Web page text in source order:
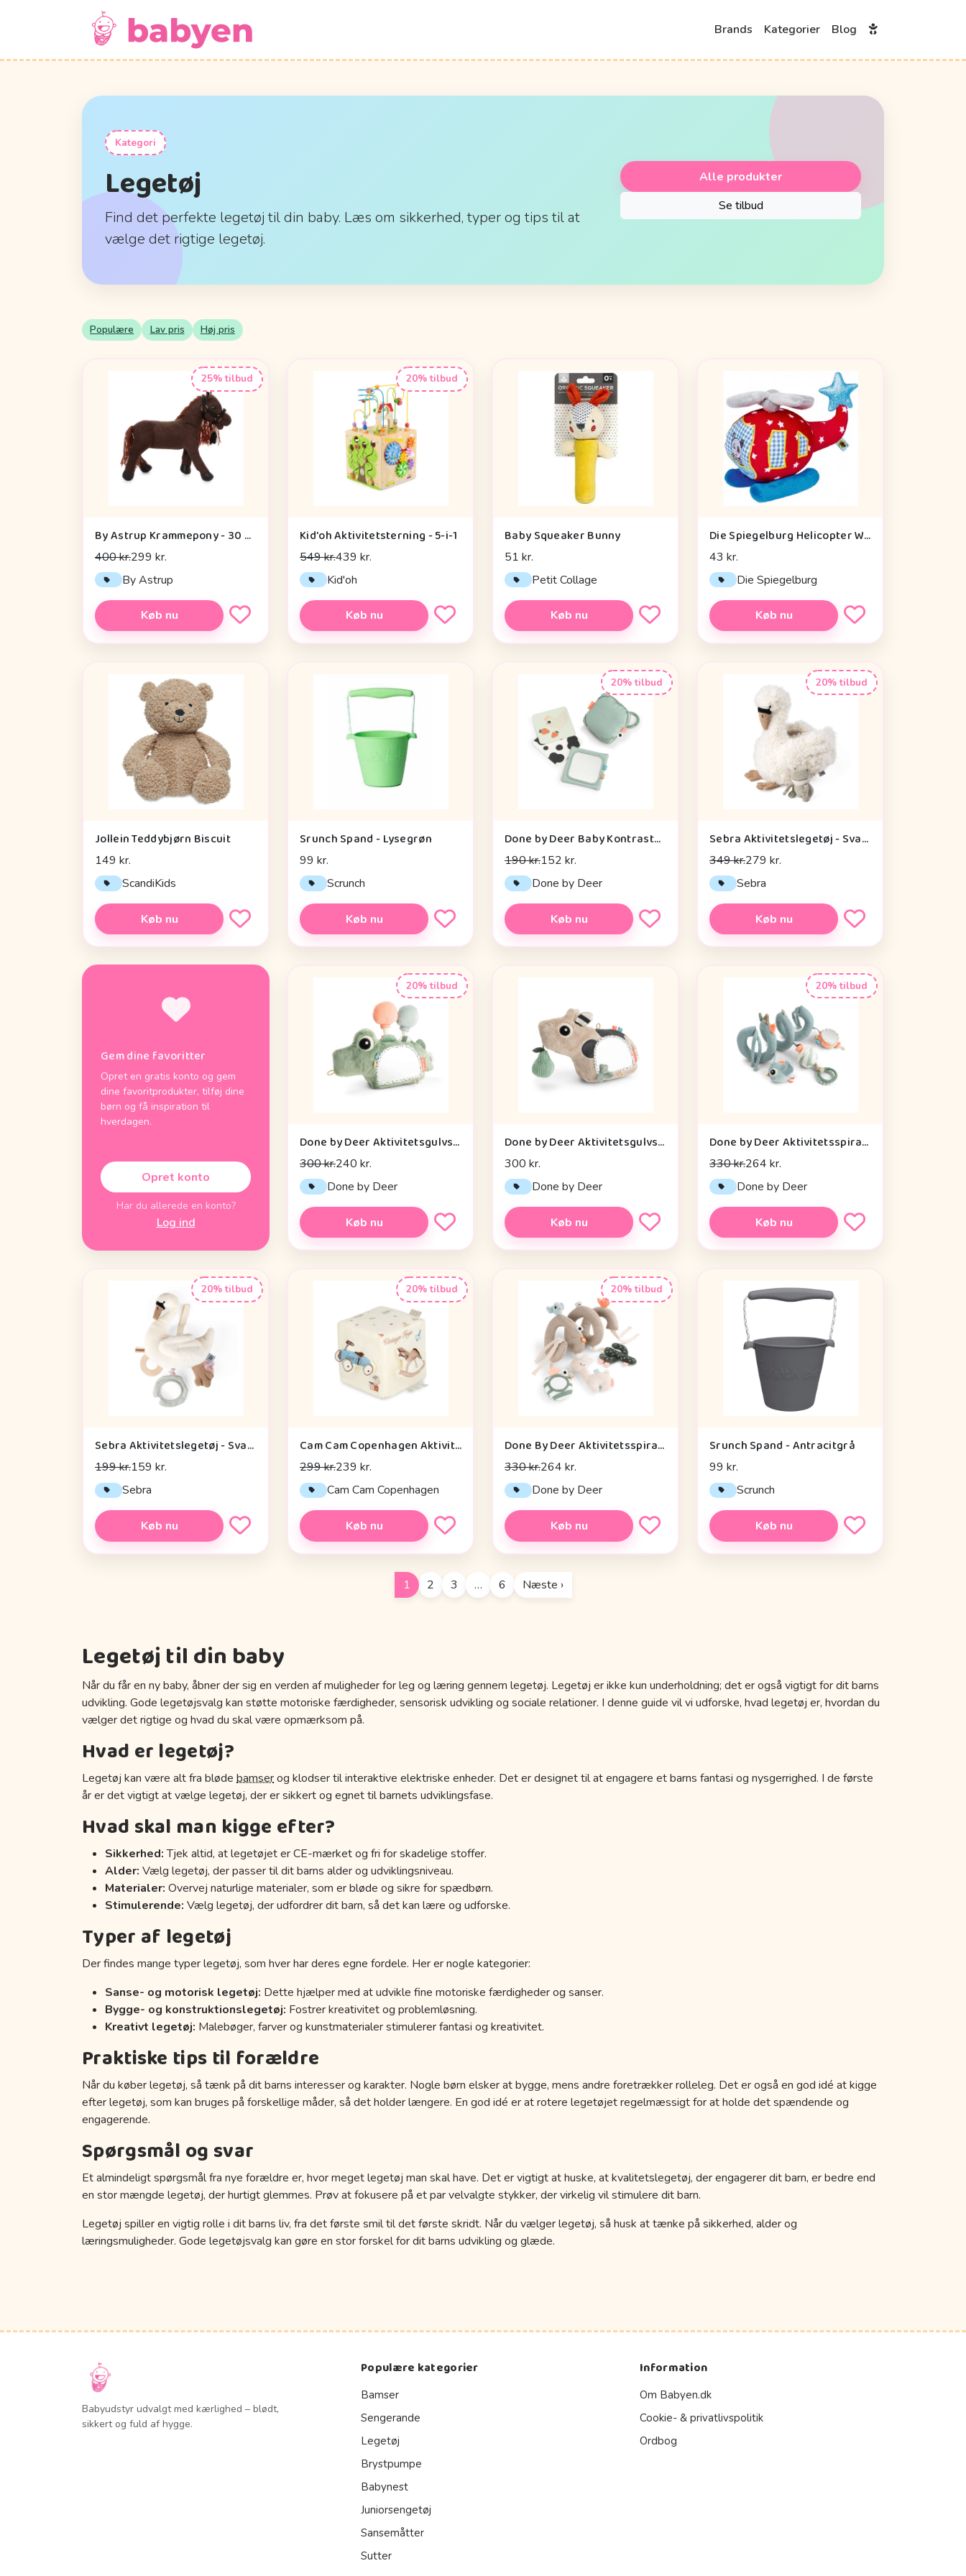
Brands Kategorier Blog
Kategori
Legetøj
Find det perfekte legetøj til din baby. Læs om sikkerhed, typer og tips til at
vælge det rigtige legetøj.
Alle produkter
Se tilbud
Populære Lav pris Høj pris
25% tilbud
By Astrup Krammepony - 30 cm. - Pixie - Brun
400 kr.299 kr.
By Astrup
Køb nu
20% tilbud
Kid'oh Aktivitetsterning - 5-i-1
549 kr.439 kr.
Kid'oh
Køb nu
Baby Squeaker Bunny
51 kr.
Petit Collage
Køb nu
Die Spiegelburg Helicopter With Vibration Module Baby Charms - Legetøj
43 kr.
Die Spiegelburg
Køb nu
Jollein Teddybjørn Biscuit
149 kr.
ScandiKids
Køb nu
Srunch Spand - Lysegrøn
99 kr.
Scrunch
Køb nu
20% tilbud
Done by Deer Baby Kontrastkortholder - Tiny Farm - Grøn
190 kr.152 kr.
Done by Deer
Køb nu
20% tilbud
Sebra Aktivitetslegetøj - Svane
349 kr.279 kr.
Sebra
Køb nu
Gem dine favoritter
Opret en gratis konto og gem
dine favoritprodukter, tilføj dine
børn og få inspiration til
hverdagen.
Opret konto
Har du allerede en konto?
Log ind
20% tilbud
Done by Deer Aktivitetsgulvspejl - Croco - Grøn
300 kr.240 kr.
Done by Deer
Køb nu
Done by Deer Aktivitetsgulvspejl - Dotti - Sand
300 kr.
Done by Deer
Køb nu
20% tilbud
Done by Deer Aktivitetsspiral - Celebration - Blå
330 kr.264 kr.
Done by Deer
Køb nu
20% tilbud
Sebra Aktivitetslegetøj - Svane
199 kr.159 kr.
Sebra
Køb nu
20% tilbud
Cam Cam Copenhagen Aktivitetsterning - OCS - Vintage Toys
299 kr.239 kr.
Cam Cam Copenhagen
Køb nu
20% tilbud
Done By Deer Aktivitetsspiral - Lalee Sand
330 kr.264 kr.
Done by Deer
Køb nu
Srunch Spand - Antracitgrå
99 kr.
Scrunch
Køb nu
1 2 3 … 6 Næste ›
Legetøj til din baby
Når du får en ny baby, åbner der sig en verden af muligheder for leg og læring gennem legetøj. Legetøj er ikke kun underholdning; det er også vigtigt for dit barns
udvikling. Gode legetøjsvalg kan støtte motoriske færdigheder, sensorisk udvikling og sociale relationer. I denne guide vil vi udforske, hvad legetøj er, hvordan du
vælger det rigtige og hvad du skal være opmærksom på.
Hvad er legetøj?
Legetøj kan være alt fra bløde bamserog klodser til interaktive elektriske enheder. Det er designet til at engagere et barns fantasi og nysgerrighed. I de første
år er det vigtigt at vælge legetøj, der er sikkert og egnet til barnets udviklingsfase.
Hvad skal man kigge efter?
Sikkerhed:Tjek altid, at legetøjet er CE-mærket og fri for skadelige stoffer.
Alder: Vælg legetøj, der passer til dit barns alder og udviklingsniveau.
Materialer: Overvej naturlige materialer, som er bløde og sikre for spædbørn.
Stimulerende: Vælg legetøj, der udfordrer dit barn, så det kan lære og udforske.
Typer af legetøj
Der findes mange typer legetøj, som hver har deres egne fordele. Her er nogle kategorier:
Sanse- og motorisk legetøj: Dette hjælper med at udvikle fine motoriske færdigheder og sanser.
Bygge- og konstruktionslegetøj: Fostrer kreativitet og problemløsning.
Kreativt legetøj: Malebøger, farver og kunstmaterialer stimulerer fantasi og kreativitet.
Praktiske tips til forældre
Når du køber legetøj, så tænk på dit barns interesser og karakter. Nogle børn elsker at bygge, mens andre foretrækker rolleleg. Det er også en god idé at kigge
efter legetøj, som kan bruges på forskellige måder, så det holder længere. En god idé er at rotere legetøjet regelmæssigt for at holde det spændende og
engagerende.
Spørgsmål og svar
Et almindeligt spørgsmål fra nye forældre er, hvor meget legetøj man skal have. Det er vigtigt at huske, at kvalitetslegetøj, der engagerer dit barn, er bedre end
en stor mængde legetøj, der hurtigt glemmes. Prøv at fokusere på et par velvalgte stykker, der virkelig vil stimulere dit barn.
Legetøj spiller en vigtig rolle i dit barns liv, fra det første smil til det første skridt. Når du vælger legetøj, så husk at tænke på sikkerhed, alder og
læringsmuligheder. Gode legetøjsvalg kan gøre en stor forskel for dit barns udvikling og glæde.
Babyudstyr udvalgt med kærlighed – blødt,
sikkert og fuld af hygge.
Populære kategorier
Bamser
Sengerande
Legetøj
Brystpumpe
Babynest
Juniorsengetøj
Sansemåtter
Sutter
Information
Om Babyen.dk
Cookie- & privatlivspolitik
Ordbog